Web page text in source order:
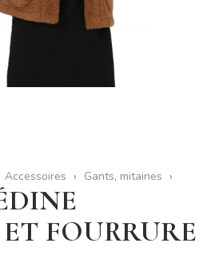
Accessoires Gants, mitaines
FOURRURE